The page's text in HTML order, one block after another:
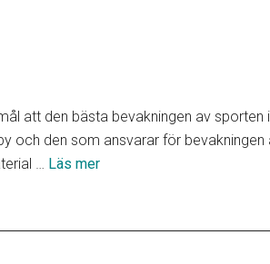
att den bästa bevakningen av sporten
och den som ansvarar för bevakningen
… Läs merom